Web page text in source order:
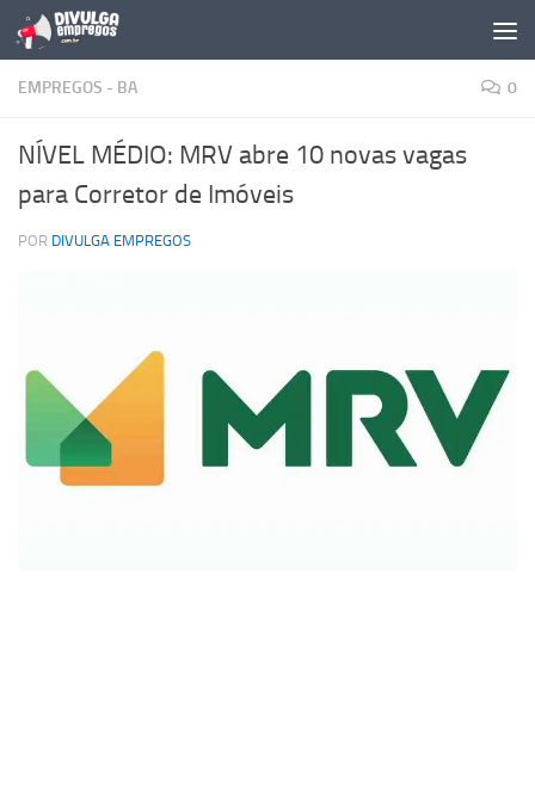
Skip to content
EMPREGOS - BA 0
NÍVEL MÉDIO: MRV abre 10 novas vagas
para Corretor de Imóveis
POR DIVULGA EMPREGOS